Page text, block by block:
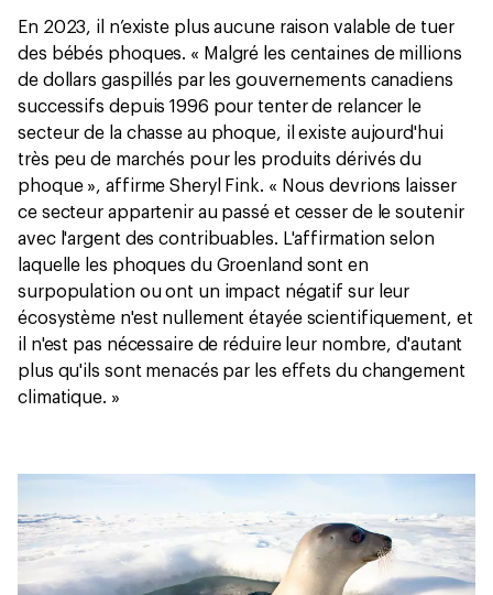
En 2023, il n’existe plus aucune raison valable de tuer
des bébés phoques. « Malgré les centaines de millions
de dollars gaspillés par les gouvernements canadiens
successifs depuis 1996 pour tenter de relancer le
secteur de la chasse au phoque, il existe aujourd'hui
très peu de marchés pour les produits dérivés du
phoque », affirme Sheryl Fink. « Nous devrions laisser
ce secteur appartenir au passé et cesser de le soutenir
avec l'argent des contribuables. L'affirmation selon
laquelle les phoques du Groenland sont en
surpopulation ou ont un impact négatif sur leur
écosystème n'est nullement étayée scientifiquement, et
il n'est pas nécessaire de réduire leur nombre, d'autant
plus qu'ils sont menacés par les effets du changement
climatique. »